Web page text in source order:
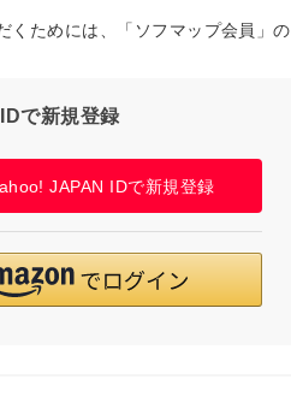
くためには、「ソフマップ会員」の
で新規登録
JAPAN IDで新規登録